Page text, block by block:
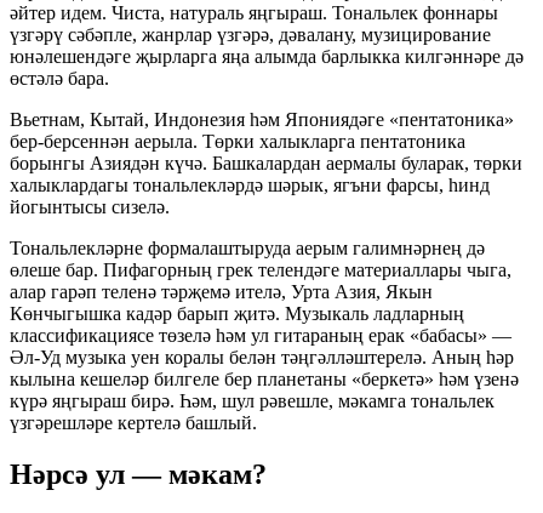
әйтер идем. Чиста, натураль яңгыраш. Тональлек фоннары
үзгәрү сәбәпле, жанрлар үзгәрә, дәвалану, музицирование
юнәлешендәге җырларга яңа алымда барлыкка килгәннәре дә
өстәлә бара.
Вьетнам, Кытай, Индонезия һәм Япониядәге «пентатоника»
бер-берсеннән аерыла. Төрки халыкларга пентатоника
борынгы Азиядән күчә. Башкалардан аермалы буларак, төрки
халыклардагы тональлекләрдә шәрык, ягъни фарсы, һинд
йогынтысы сизелә.
Тональлекләрне формалаштыруда аерым галимнәрнең дә
өлеше бар. Пифагорның грек телендәге материаллары чыга,
алар гарәп теленә тәрҗемә ителә, Урта Азия, Якын
Көнчыгышка кадәр барып җитә. Музыкаль ладларның
классификациясе төзелә һәм ул гитараның ерак «бабасы» —
Әл-Уд музыка уен коралы белән тәңгәлләштерелә. Аның һәр
кылына кешеләр билгеле бер планетаны «беркетә» һәм үзенә
күрә яңгыраш бирә. Һәм, шул рәвешле, мәкамга тональлек
үзгәрешләре кертелә башлый.
Нәрсә ул — мәкам?